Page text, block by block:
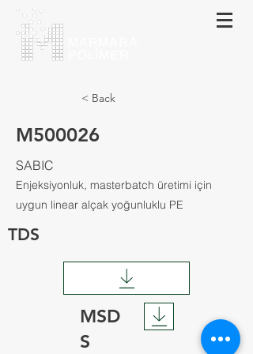
< Back
M500026
SABIC
Enjeksiyonluk, masterbatch üretimi için
uygun linear alçak yoğunluklu PE
TDS
MSD
S